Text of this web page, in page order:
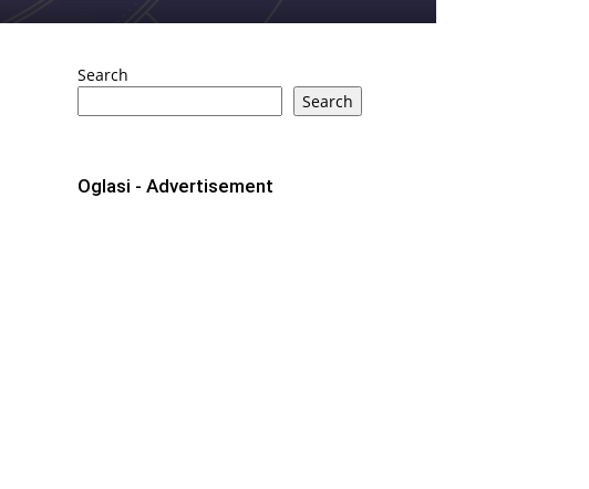
Search
Search
Oglasi - Advertisement